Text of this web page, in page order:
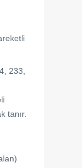
233,
tanır.